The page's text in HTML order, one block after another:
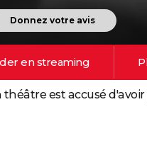
Donnez votre avis
en streaming
est accusé